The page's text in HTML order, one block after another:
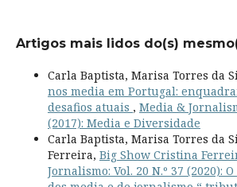
Artigos mais lidos do(s)
Carla Baptista, Marisa Torres da
nos media em Portugal:
desafios atuais , Media &
(2017): Media e Diversidade
Carla Baptista, Marisa Torres da
Ferreira, Big Show Cristina
Jornalismo: Vol. 20 N.º 37 (2020):